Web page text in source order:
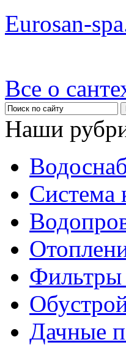
Eurosan-
Все о
Наши
Система
Фильтры
Дачные